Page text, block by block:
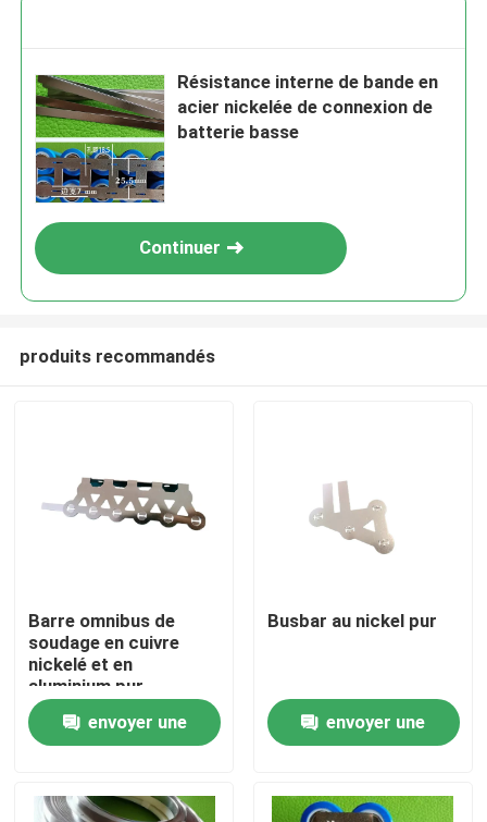
Maison
Produits
Au sujet de nous
Résistance interne de bande en
acier nickelée de connexion de
batterie basse
Continuer
produits recommandés
Barre omnibus de
soudage en cuivre
nickelé et en
aluminium pur
envoyer une
Busbar au nickel pur
envoyer une